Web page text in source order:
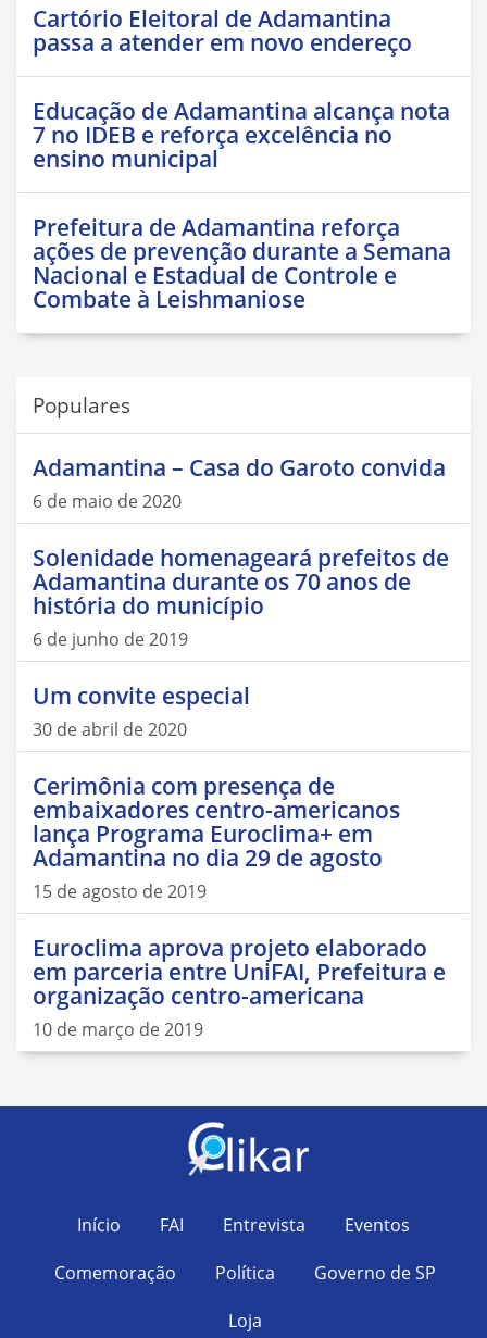
Cartório Eleitoral de Adamantina
passa a atender em novo endereço
Educação de Adamantina alcança nota
7 no IDEB e reforça excelência no
ensino municipal
Prefeitura de Adamantina reforça
ações de prevenção durante a Semana
Nacional e Estadual de Controle e
Combate à Leishmaniose
Populares
Adamantina – Casa do Garoto convida
6 de maio de 2020
Solenidade homenageará prefeitos de
Adamantina durante os 70 anos de
história do município
6 de junho de 2019
Um convite especial
30 de abril de 2020
Cerimônia com presença de
embaixadores centro-americanos
lança Programa Euroclima+ em
Adamantina no dia 29 de agosto
15 de agosto de 2019
Euroclima aprova projeto elaborado
em parceria entre UniFAI, Prefeitura e
organização centro-americana
10 de março de 2019
Início FAI Entrevista
Eventos
Comemoração
Política
Governo de SP
Loja